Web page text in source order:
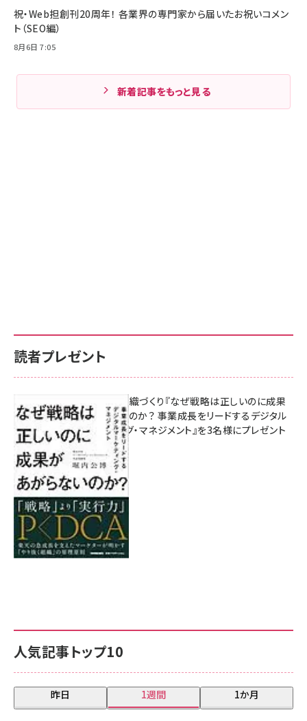
祝・Web担創刊20周年！ 各業界の専門家から届いたお祝いコメン
ト（SEO編）
8月6日 7:05
新着記事をもっと見る
人気記事トップ10
昨日 1週間 1か月
読者プレゼント
成果を生む組織づくり『なぜ戦略は正しいのに成果
があがらないのか？ 事業成長をリードするデジタル
マーケティング・マネジメント』を3名様にプレゼント
8月7日 10:00